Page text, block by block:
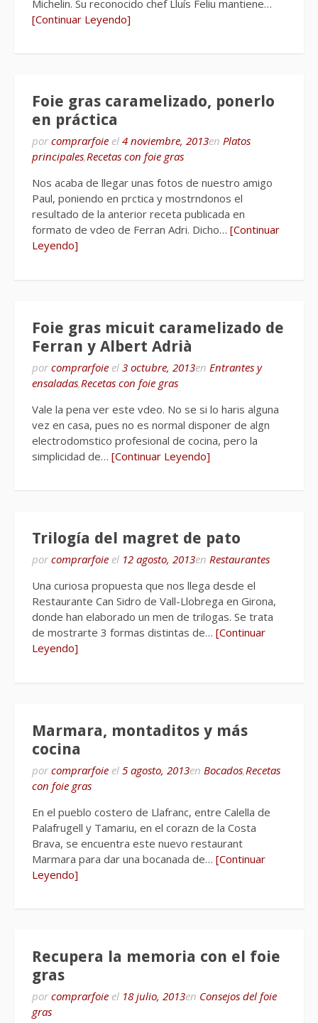
Michelin. Su reconocido chef Lluís Feliu mantiene…
[Continuar Leyendo]
Foie gras caramelizado, ponerlo
en práctica
por comprarfoie el 4 noviembre, 2013en Platos
principales,Recetas con foie gras
Nos acaba de llegar unas fotos de nuestro amigo
Paul, poniendo en prctica y mostrndonos el
resultado de la anterior receta publicada en
formato de vdeo de Ferran Adri. Dicho… [Continuar
Leyendo]
Foie gras micuit caramelizado de
Ferran y Albert Adrià
por comprarfoie el 3 octubre, 2013en Entrantes y
ensaladas,Recetas con foie gras
Vale la pena ver este vdeo. No se si lo haris alguna
vez en casa, pues no es normal disponer de algn
electrodomstico profesional de cocina, pero la
simplicidad de… [Continuar Leyendo]
Trilogía del magret de pato
por comprarfoie el 12 agosto, 2013en Restaurantes
Una curiosa propuesta que nos llega desde el
Restaurante Can Sidro de Vall-Llobrega en Girona,
donde han elaborado un men de trilogas. Se trata
de mostrarte 3 formas distintas de… [Continuar
Leyendo]
Marmara, montaditos y más
cocina
por comprarfoie el 5 agosto, 2013en Bocados,Recetas
con foie gras
En el pueblo costero de Llafranc, entre Calella de
Palafrugell y Tamariu, en el corazn de la Costa
Brava, se encuentra este nuevo restaurant
Marmara para dar una bocanada de… [Continuar
Leyendo]
Recupera la memoria con el foie
gras
por comprarfoie el 18 julio, 2013en Consejos del foie
gras